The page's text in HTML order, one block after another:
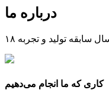
درباره ما
سال سابقه تولید و تجربه
کاری که ما انجام می‌دهیم